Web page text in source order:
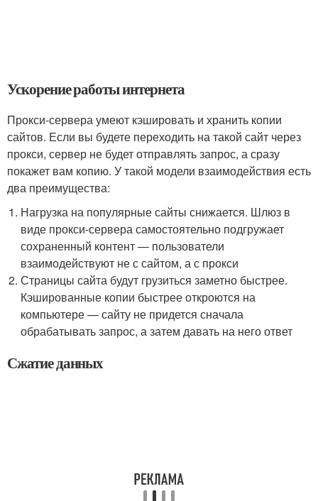
Ускорение работы интернета
Прокси-сервера умеют кэшировать и хранить копии
сайтов. Если вы будете переходить на такой сайт через
прокси, сервер не будет отправлять запрос, а сразу
покажет вам копию. У такой модели взаимодействия есть
два преимущества:
Нагрузка на популярные сайты снижается. Шлюз в
виде прокси-сервера самостоятельно подгружает
сохраненный контент — пользователи
взаимодействуют не с сайтом, а с прокси
Страницы сайта будут грузиться заметно быстрее.
Кэшированные копии быстрее откроются на
компьютере — сайту не придется сначала
обрабатывать запрос, а затем давать на него ответ
Сжатие данных